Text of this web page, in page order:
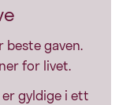
beste gaven.
for livet.
gyldige i ett